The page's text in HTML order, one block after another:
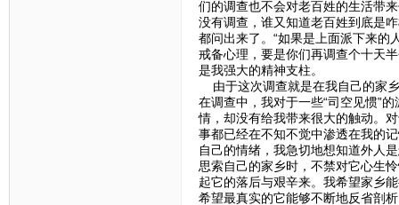
们的调查也不会对老百姓的生活带
没有调查，谁又知道老百姓到底是
都问出来了。“如果是上面派下来的
戒备心理，要是你们再调查个十天
是我强大的精神支柱。
由于这次调查就是在我自己的家乡
在调查中，我对于一些“司空见惯”
情，却没有给我带来很大的触动。
事都已经在不知不觉中渗透在我的
自己的情绪，我急切地想知道外人
思索自己的家乡时，不禁对它心生
起它的落后与艰辛来。我希望家乡
希望最真实的它能够不断地反省剖